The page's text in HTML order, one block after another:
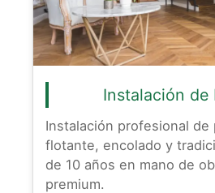
Instalación de
Instalación profesional de
flotante, encolado y
de 10 años en mano de
premium.